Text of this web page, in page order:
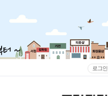
로그인